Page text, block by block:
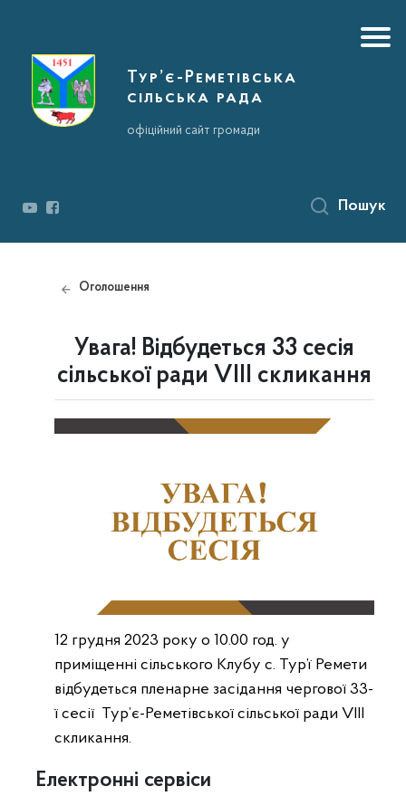
Тур’є-Реметівська
сільська рада
офіційний сайт громади
Пошук
Оголошення
Увага! Відбудеться 33 сесія
сільської ради VIII скликання
12 грудня 2023 року о 10.00 год. у
приміщенні сільського Клубу с. Тур’ї Ремети
відбудеться пленарне засідання чергової 33-
ї сесії Тур’є-Реметівської сільської ради VIII
скликання.
Електронні сервіси